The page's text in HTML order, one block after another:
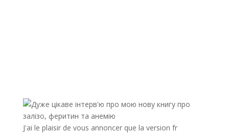
J'ai le plaisir de vous annoncer que la version fr